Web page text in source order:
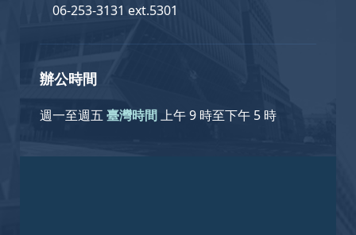
06-253-3131 ext.5301
辦公時間
週一至週五 臺灣時間上午 9 時至下午 5 時